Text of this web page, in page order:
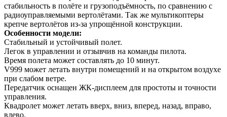
стабильность в полёте и грузоподъёмность, по сравнению с
радиоуправляемыми вертолётами. Так же мультикоптеры
крепче вертолётов из-за упрощённой конструкции.
Особенности модели:
Стабильный и устойчивый полет.
Легок в управлении и отзывчив на команды пилота.
Время полета может составлять до 10 минут.
V999 может летать внутри помещений и на открытом воздухе
при слабом ветре.
Передатчик оснащен ЖК-дисплеем для простоты и точности
управления.
Квадролет может летать вверх, вниз, вперед, назад, вправо,
влево.